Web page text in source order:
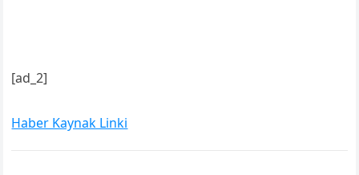
[ad_2]
Haber Kaynak Linki